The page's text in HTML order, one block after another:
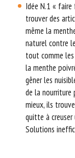
Idée N.1 «
trouver des
même la
naturel contre
tout comme
la menthe
gêner les
de la nourriture
mieux, ils
quitte à creuser
Solutions